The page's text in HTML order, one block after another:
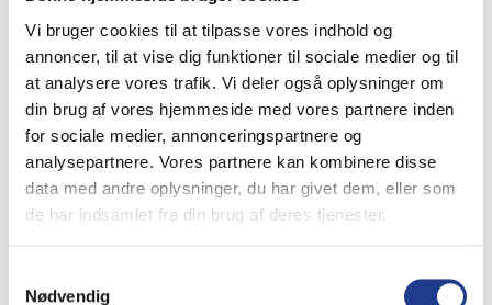
Vi bruger cookies til at tilpasse vores indhold og
annoncer, til at vise dig funktioner til sociale medier og til
at analysere vores trafik. Vi deler også oplysninger om
din brug af vores hjemmeside med vores partnere inden
for sociale medier, annonceringspartnere og
analysepartnere. Vores partnere kan kombinere disse
data med andre oplysninger, du har givet dem, eller som
de har indsamlet fra din brug af deres tjenester.
Nødvendig
intresseret i:
Murerske